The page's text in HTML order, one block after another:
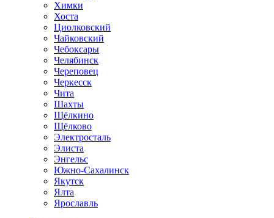
Химки
Хоста
Циолковский
Чайковский
Чебоксары
Челябинск
Череповец
Черкесск
Чита
Шахты
Щёлкино
Щёлково
Электросталь
Элиста
Энгельс
Южно-Сахалинск
Якутск
Ялта
Ярославль